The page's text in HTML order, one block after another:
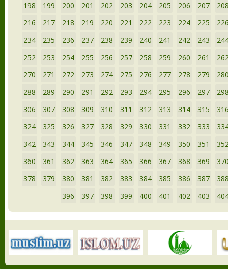
198
199 200 201 202 203 204 205 206 207
216
217 218 219 220 221 222 223 224 225
234
235 236 237 238 239 240 241 242 243
252
253 254 255 256 257 258 259 260 261
270
271 272 273 274 275 276 277 278 279
288
289 290 291 292 293 294 295 296 297
306
307 308 309 310 311 312 313 314 315
324
325 326 327 328 329 330 331 332 333
342
343 344 345 346 347 348 349 350 351
360
361 362 363 364 365 366 367 368 369
378
379 380 381 382 383 384 385 386 387
396
397 398 399 400 401 402 403